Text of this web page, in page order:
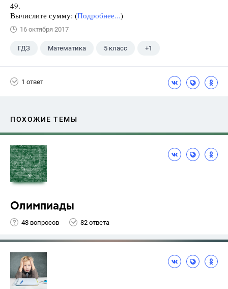
49.
Вычислите сумму: (Подробнее...)
16 октября 2017
ГДЗ Математика 5 класс +1
1 ответ
ПОХОЖИЕ ТЕМЫ
Олимпиады
48 вопросов 82 ответа